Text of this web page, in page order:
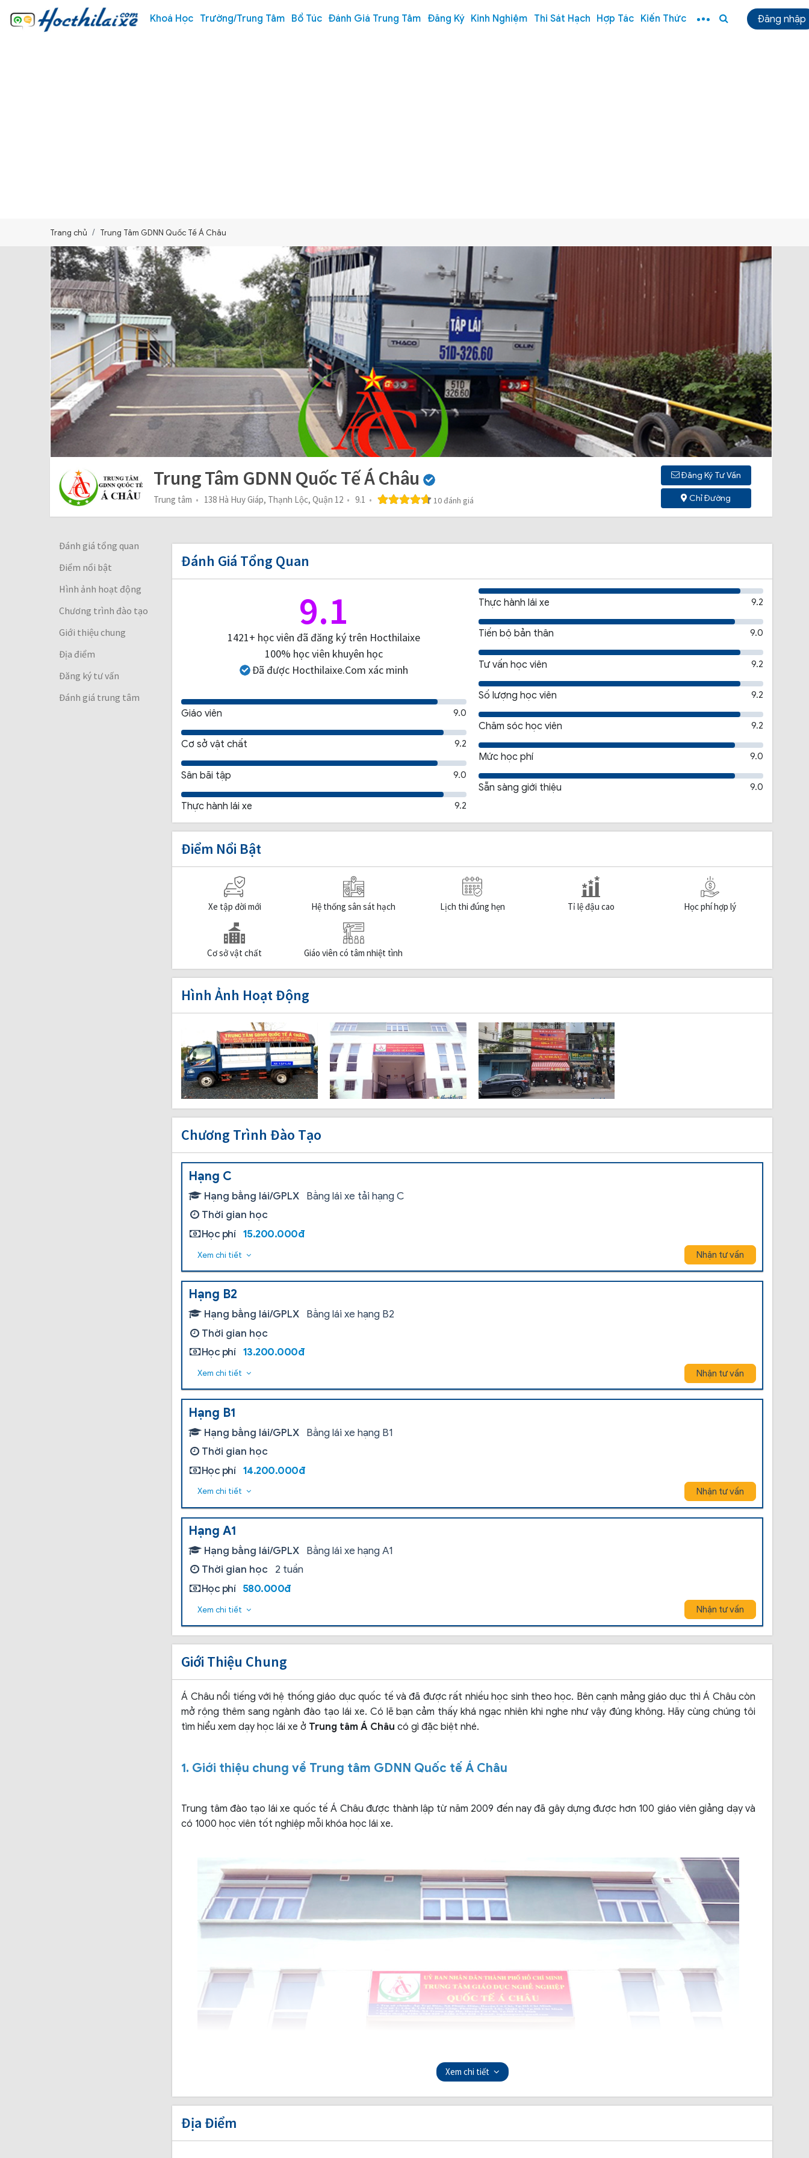
Khoá Học Trường/Trung Tâm Bổ Túc Đánh Giá Trung Tâm Đăng Ký Kinh Nghiệm Thi Sát Hạch Hợp Tác Kiến Thức Đăng nhập
Trang chủ Trung Tâm GDNN Quốc Tế Á Châu
Trung Tâm GDNN Quốc Tế Á Châu
Trung tâm 138 Hà Huy Giáp, Thạnh Lộc, Quận 12 9.1 10 đánh giá
Đăng Ký Tư Vấn
Chỉ Đường
Đánh giá tổng quan
Điểm nổi bật
Hình ảnh hoạt động
Chương trình đào tạo
Giới thiệu chung
Địa điểm
Đăng ký tư vấn
Đánh giá trung tâm
Đánh Giá Tổng Quan
9.1
1421+ học viên đã đăng ký trên Hocthilaixe
100% học viên khuyên học
Đã được Hocthilaixe.Com xác minh
Giáo viên 9.0
Cơ sở vật chất 9.2
Sân bãi tập 9.0
Thực hành lái xe 9.2
Thực hành lái xe 9.2
Tiến bộ bản thân 9.0
Tư vấn học viên 9.2
Số lượng học viên 9.2
Chăm sóc học viên 9.2
Mức học phí 9.0
Sẵn sàng giới thiệu 9.0
Điểm Nổi Bật
Xe tập đời mới Hệ thống sân sát hạch Lịch thi đúng hẹn Tỉ lệ đậu cao Học phí hợp lý
Cơ sở vật chất Giáo viên có tâm nhiệt tình
Hình Ảnh Hoạt Động
Chương Trình Đào Tạo
Hạng C
Hạng bằng lái/GPLX
Bằng lái xe tải hạng C
Thời gian học
Học phí
15.200.000đ
Xem chi tiết Nhận tư vấn
Hạng B2
Hạng bằng lái/GPLX
Bằng lái xe hạng B2
Thời gian học
Học phí
13.200.000đ
Xem chi tiết Nhận tư vấn
Hạng B1
Hạng bằng lái/GPLX
Bằng lái xe hạng B1
Thời gian học
Học phí
14.200.000đ
Xem chi tiết Nhận tư vấn
Hạng A1
Hạng bằng lái/GPLX
Bằng lái xe hạng A1
Thời gian học
2 tuần
Học phí
580.000đ
Xem chi tiết Nhận tư vấn
Giới Thiệu Chung
Á Châu nổi tiếng với hệ thống giáo dục quốc tế và đã được rất nhiều học sinh theo học. Bên cạnh mảng giáo dục thì Á Châu còn
mở rộng thêm sang ngành đào tạo lái xe. Có lẽ bạn cảm thấy khá ngạc nhiên khi nghe như vậy đúng không. Hãy cùng chúng tôi
tìm hiểu xem dạy học lái xe ở Trung tâm Á Châu có gì đặc biệt nhé.
1. Giới thiệu chung về Trung tâm GDNN Quốc tế Á Châu
Trung tâm đào tạo lái xe quốc tế Á Châu được thành lập từ năm 2009 đến nay đã gây dựng được hơn 100 giáo viên giảng dạy và
có 1000 học viên tốt nghiệp mỗi khóa học lái xe.
Xem chi tiết
Địa Điểm